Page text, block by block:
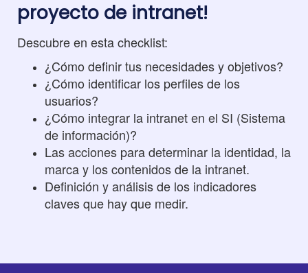
proyecto de intranet!
Descubre en esta checklist:
¿Cómo definir tus necesidades y objetivos?
¿Cómo identificar los perfiles de los
usuarios?
¿Cómo integrar la intranet en el SI (Sistema
de información)?
Las acciones para determinar la identidad, la
marca y los contenidos de la intranet.
Definición y análisis de los indicadores
claves que hay que medir.